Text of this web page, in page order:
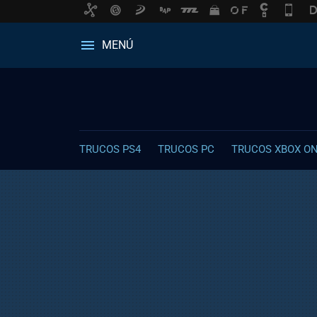
MENÚ
TRUCOS PS4 TRUCOS PC TRUCOS XBOX